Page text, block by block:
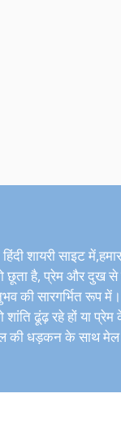
शायरी साइट
छूता है, प्रेम और
की सारगर्भित रूप
ढूंढ़ रहे हों या प्रेम
की धड़कन के साथ मेल